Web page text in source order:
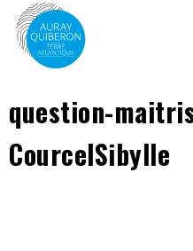
question-
CourcelSibylle